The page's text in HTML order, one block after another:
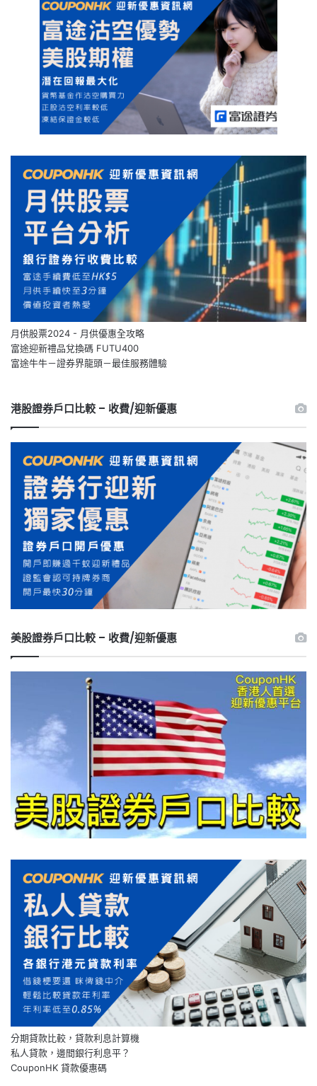
月供股票2024 - 月供優惠全攻略
富途迎新禮品兌換碼 FUTU400
富途牛牛－證券界龍頭－最佳服務體驗
港股證券戶口比較 – 收費/迎新優惠
美股證券戶口比較 – 收費/迎新優惠
分期貸款比較，貸款利息計算機
私人貸款，邊間銀行利息平？
CouponHK 貸款優惠碼